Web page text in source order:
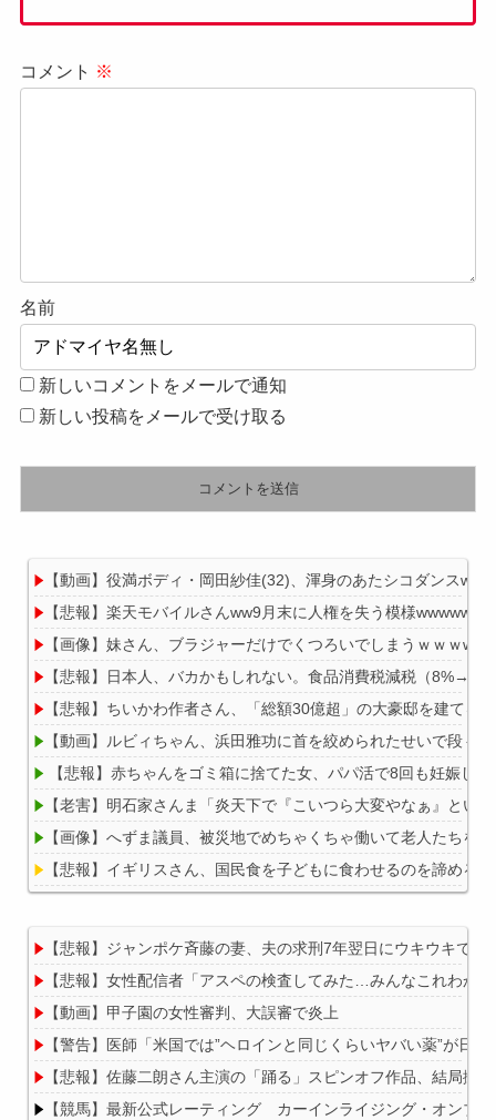
コメント ※
名前
新しいコメントをメールで通知
新しい投稿をメールで受け取る
【動画】役満ボディ・岡田紗佳(32)、渾身のあたシコダンス
【悲報】楽天モバイルさんww9月末に人権を失う模様wwwww
【画像】妹さん、ブラジャーだけでくつろいでしまうｗｗｗw
【悲報】日本人、バカかもしれない。食品消費税減税（
【悲報】ちいかわ作者さん、「総額30億超」の大豪邸を建てる
【動画】ルビィちゃん、浜田雅功に首を絞められたせいで段々
【悲報】赤ちゃんをゴミ箱に捨てた女、パパ活で8回も妊娠して
【老害】明石家さんま「炎天下で『こいつら大変やなぁ』とい
【画像】へずま議員、被災地でめちゃくちゃ働いて老人たちを
【悲報】イギリスさん、国民食を子どもに食わせるのを諦める
Powered by livedoor 相互RSS
【悲報】ジャンポケ斉藤の妻、夫の求刑7年翌日にウキウキで
【悲報】女性配信者「アスペの検査してみた…みんなこれわか
【動画】甲子園の女性審判、大誤審で炎上
【警告】医師「米国では”ヘロインと同じくらいヤバい薬”が日
【悲報】佐藤二朗さん主演の「踊る」スピンオフ作品、結局撮
【競馬】最新公式レーティング カーインライジング・オン